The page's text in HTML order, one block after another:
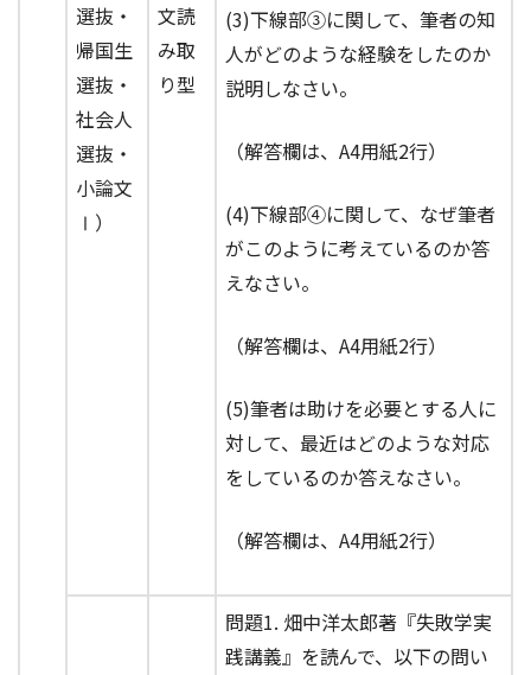
選抜・
帰国生
選抜・
社会人
選抜・
小論文
Ⅰ）
文読
み取
り型
(3)下線部③に関して、筆者の知
人がどのような経験をしたのか
説明しなさい。
（解答欄は、A4用紙2行）
(4)下線部④に関して、なぜ筆者
がこのように考えているのか答
えなさい。
（解答欄は、A4用紙2行）
(5)筆者は助けを必要とする人に
対して、最近はどのような対応
をしているのか答えなさい。
（解答欄は、A4用紙2行）
問題1. 畑中洋太郎著『失敗学実
践講義』を読んで、以下の問い